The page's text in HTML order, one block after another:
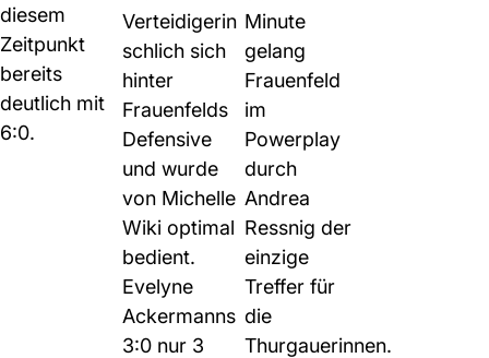
diesem
Zeitpunkt
bereits
deutlich mit
6:0.
Verteidigerin
schlich sich
hinter
Frauenfelds
Defensive
und wurde
von Michelle
Wiki optimal
bedient.
Evelyne
Ackermanns
3:0 nur 3
Minute
gelang
Frauenfeld
im
Powerplay
durch
Andrea
Ressnig der
einzige
Treffer für
die
Thurgauerinnen.